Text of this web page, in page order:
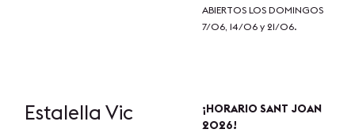
ABIERTOS LOS DOMINGOS
7/06, 14/06 y 21/06.
Estalella Vic
¡HORARIO SANT JOAN
2026!